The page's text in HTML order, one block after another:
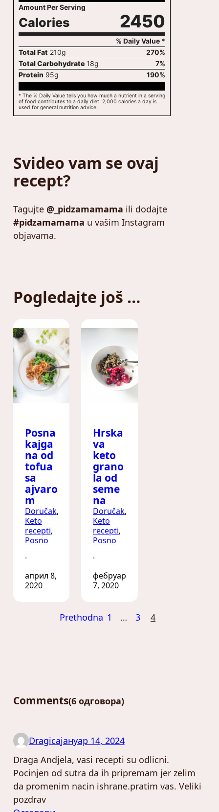
Amount Per Serving
Calories 2450
% Daily Value *
Total Fat 210g 270%
Total Carbohydrate 18g 7%
Protein 95g 190%
* The % Daily Value tells you how much a nutrient in a serving
of food contributes to a daily diet. 2,000 calories a day is
used for general nutrition advice.
Svideo vam se ovaj
recept?
Tagujte @_pidzamamama ili dodajte
#pidzamamama u vašim Instagram
objavama.
Pogledajte još …
Posna
kajga
na od
tofua
sa
ajvaro
m
Doručak
Keto
recepti
Posno
·
април 8,
2020
Hrska
va
keto
grano
la od
seme
na
Doručak
Keto
recepti
Posno
·
фебруар
7, 2020
Prethodna 1 … 3 4
Comments 6 одговора
Dragicaјануар 14, 2024
Draga Andjela, vasi recepti su odlicni.
Pocinjen od sutra da ih pripremam jer zelim
da promenim nacin ishrane.pratim vas. Veliki
pozdrav